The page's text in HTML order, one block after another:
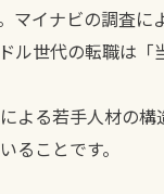
マイナビの調査
ル世代の転職は「
よる若手人材の
ることです。